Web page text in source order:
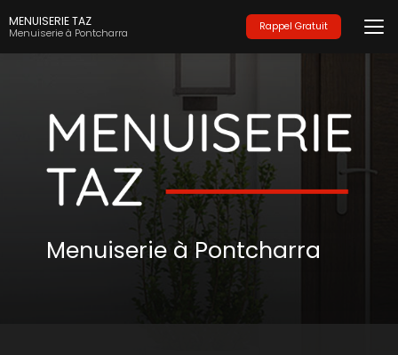
au
contenu
principal
MENUISERIE TAZ
Menuiserie à Pontcharra Rappel Gratuit
Menuiserie à Pontcharra